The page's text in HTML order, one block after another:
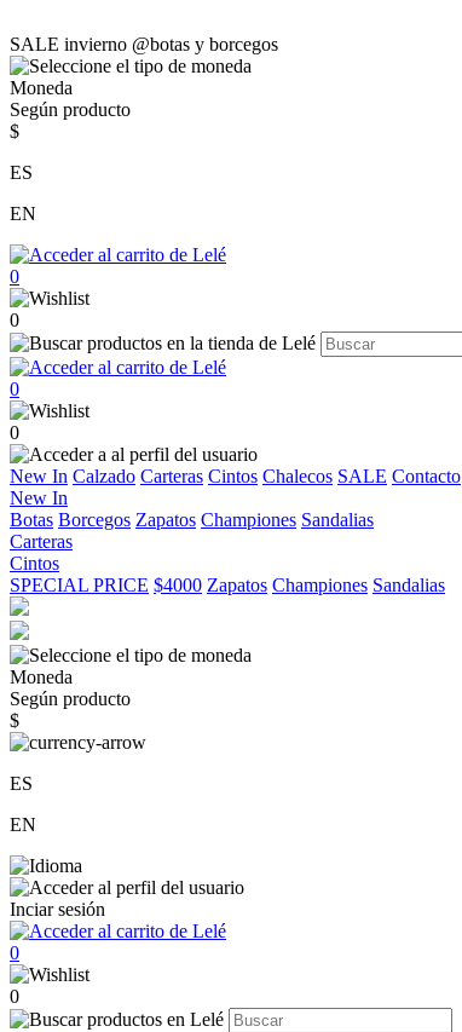
SALE invierno @botas y borcegos
Moneda
Según producto
$
ES
EN
0
0
0
0
New In Calzado Carteras Cintos Chalecos SALE Contacto
New In
Botas Borcegos Zapatos Championes Sandalias
Carteras
Cintos
SPECIAL PRICE $4000 Zapatos Championes Sandalias
Moneda
Según producto
$
ES
EN
Inciar sesión
0
0